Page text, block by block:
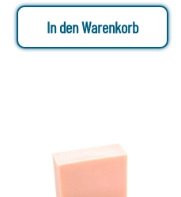
In den Warenkorb